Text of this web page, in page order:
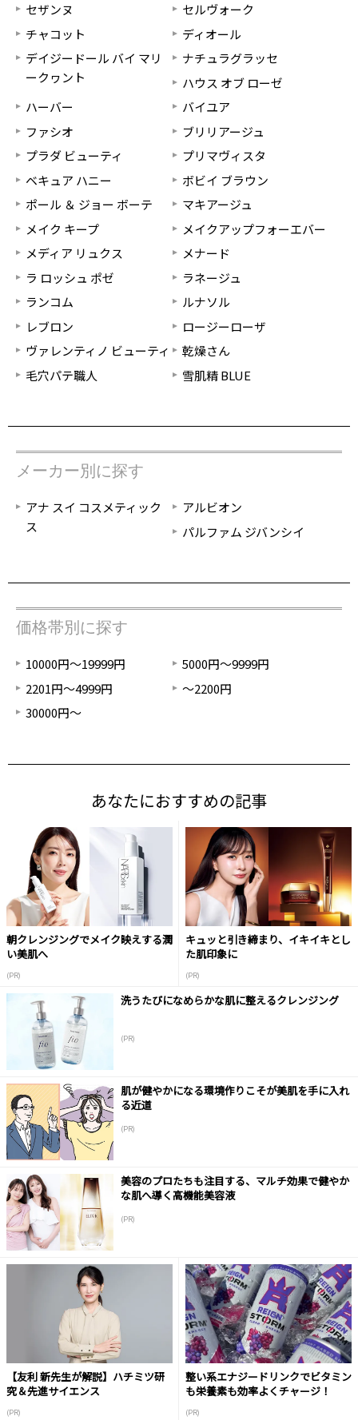
セザンヌ
セルヴォーク
チャコット
ディオール
デイジードール バイ マリ
ークヮント
ナチュラグラッセ
ハウス オブ ローゼ
ハーバー
バイユア
ファシオ
ブリリアージュ
プラダ ビューティ
プリマヴィスタ
ベキュア ハニー
ボビイ ブラウン
ポール ＆ ジョー ボーテ
マキアージュ
メイク キープ
メイクアップフォーエバー
メディア リュクス
メナード
ラ ロッシュ ポゼ
ラネージュ
ランコム
ルナソル
レブロン
ロージーローザ
ヴァレンティノ ビューティ
乾燥さん
毛穴パテ職人
雪肌精 BLUE
メーカー別に探す
アナ スイ コスメティック
ス
アルビオン
パルファム ジバンシイ
価格帯別に探す
10000円～19999円
5000円～9999円
2201円～4999円
～2200円
30000円～
あなたにおすすめの記事
朝クレンジングでメイク映えする潤
い美肌へ
(PR)
キュッと引き締まり、イキイキとし
た肌印象に
(PR)
洗うたびになめらかな肌に整えるクレンジング
(PR)
肌が健やかになる環境作りこそが美肌を手に入れ
る近道
(PR)
美容のプロたちも注目する、マルチ効果で健やか
な肌へ導く高機能美容液
(PR)
【友利 新先生が解説】ハチミツ研
究＆先進サイエンス
(PR)
整い系エナジードリンクでビタミン
も栄養素も効率よくチャージ！
(PR)